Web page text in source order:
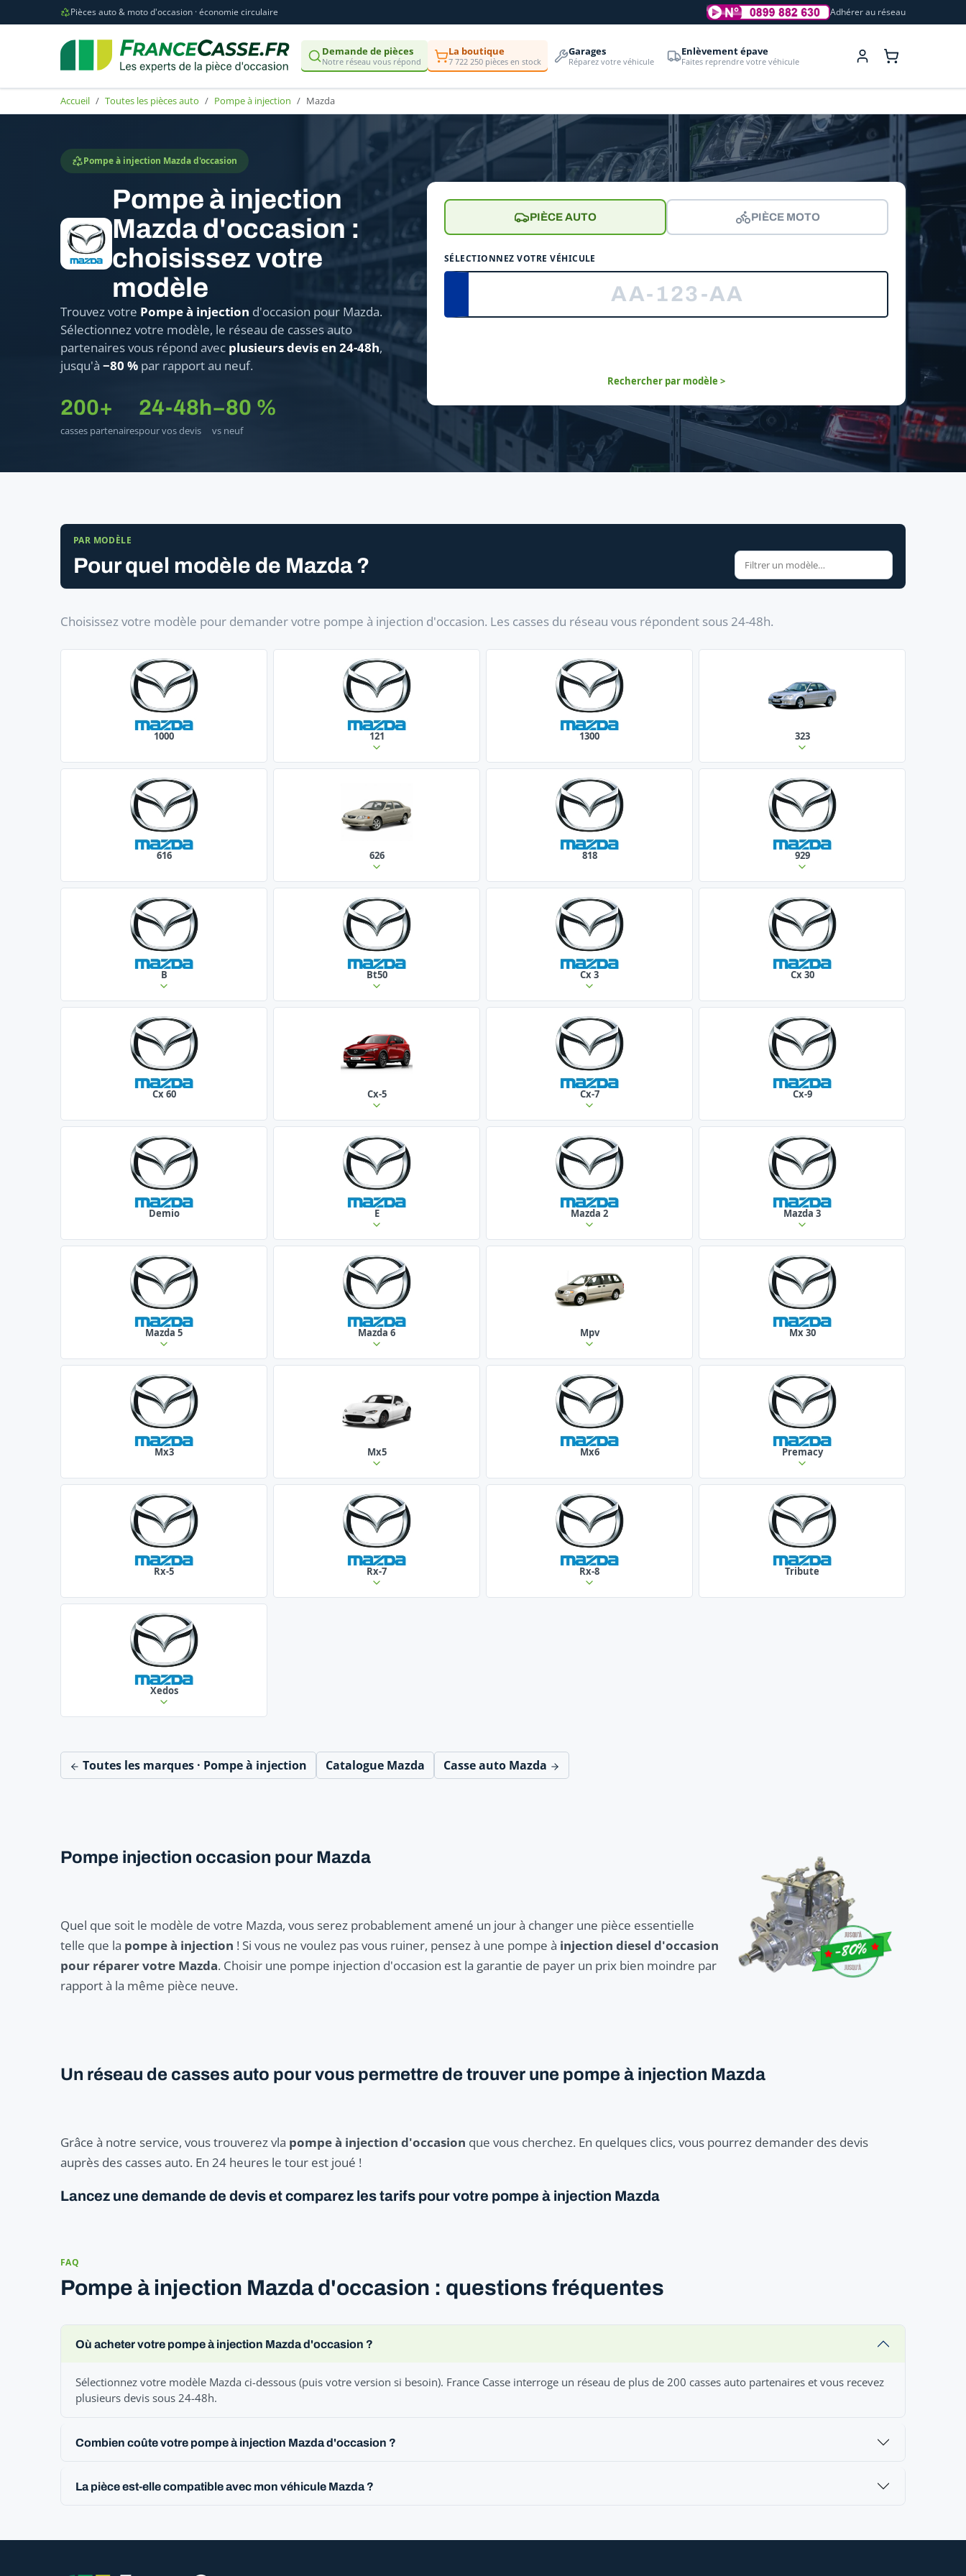
Pièces auto & moto d'occasion · économie circulaire Adhérer au réseau
Demande de pièces
Notre réseau vous répond
La boutique
7 722 250 pièces en stock
Garages
Réparez votre véhicule
Enlèvement épave
Faites reprendre votre véhicule
Accueil Toutes les pièces auto Pompe à injection Mazda
Pompe à injection Mazda d'occasion
Pompe à injection
Mazda d'occasion :
choisissez votre
modèle
Trouvez votre Pompe à injection d'occasion pour Mazda.
Sélectionnez votre modèle, le réseau de casses auto
partenaires vous répond avec plusieurs devis en 24-48h,
jusqu'à −80 % par rapport au neuf.
200+
casses partenaires
24-48h
pour vos devis
−80 %
vs neuf
PIÈCE AUTO PIÈCE MOTO
SÉLECTIONNEZ VOTRE VÉHICULE
Rechercher par modèle >
PAR MODÈLE
Pour quel modèle de Mazda ?
Choisissez votre modèle pour demander votre pompe à injection d'occasion. Les casses du réseau vous répondent sous 24-48h.
1000 121 1300 323
616 626 818 929
B Bt50 Cx 3 Cx 30
Cx 60 Cx-5 Cx-7 Cx-9
Demio E Mazda 2 Mazda 3
Mazda 5 Mazda 6 Mpv Mx 30
Mx3 Mx5 Mx6 Premacy
Rx-5 Rx-7 Rx-8 Tribute
Xedos
Toutes les marques · Pompe à injection Catalogue Mazda Casse auto Mazda
Pompe injection occasion pour Mazda
Quel que soit le modèle de votre Mazda, vous serez probablement amené un jour à changer une pièce essentielle
telle que la pompe à injection ! Si vous ne voulez pas vous ruiner, pensez à une pompe à injection diesel d'occasion
pour réparer votre Mazda. Choisir une pompe injection d'occasion est la garantie de payer un prix bien moindre par
rapport à la même pièce neuve.
Un réseau de casses auto pour vous permettre de trouver une pompe à injection Mazda
Grâce à notre service, vous trouverez vla pompe à injection d'occasion que vous cherchez. En quelques clics, vous pourrez demander des devis
auprès des casses auto. En 24 heures le tour est joué !
Lancez une demande de devis et comparez les tarifs pour votre pompe à injection Mazda
FAQ
Pompe à injection Mazda d'occasion : questions fréquentes
Où acheter votre pompe à injection Mazda d'occasion ?
Sélectionnez votre modèle Mazda ci-dessous (puis votre version si besoin). France Casse interroge un réseau de plus de 200 casses auto partenaires et vous recevez
plusieurs devis sous 24-48h.
Combien coûte votre pompe à injection Mazda d'occasion ?
La pièce est-elle compatible avec mon véhicule Mazda ?